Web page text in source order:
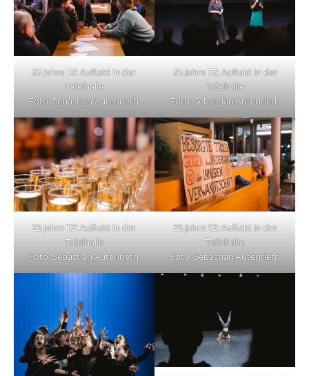
25 Jahre TZ: Auftakt in der
Tafelhalle
Foto: Sebastian Autenrieth
25 Jahre TZ: Auftakt in der
Tafelhalle
Foto: Sebastian Autenrieth
25 Jahre TZ: Auftakt in der
Tafelhalle
Foto: Sebastian Autenrieth
25 Jahre TZ: Auftakt in der
Tafelhalle
Foto: Sebastian Autenrieth